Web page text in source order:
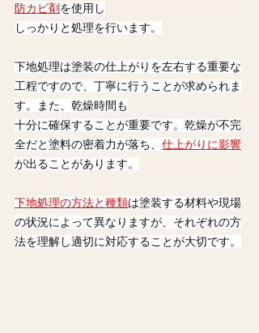
防カビ剤 を使用し
しっかりと処理を行います。
下地処理は塗装の仕上がりを左右する重要な
工程ですので、丁寧に行うことが求められま
す。また、乾燥時間も
十分に確保することが重要です。乾燥が不完
全だと塗料の密着力が落ち、 仕上がりに影響
が出ることがあります。
下地処理の方法と種類は塗装する材料や現場
の状況によって異なりますが、それぞれの方
法を理解し適切に対応することが大切です。